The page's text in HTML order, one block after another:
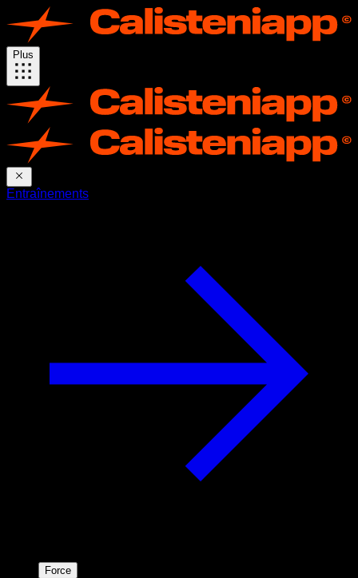
Plus
Entraînements
Force